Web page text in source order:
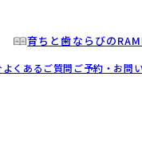
育ちと歯ならびの
よくあるご質問ご予約・お問